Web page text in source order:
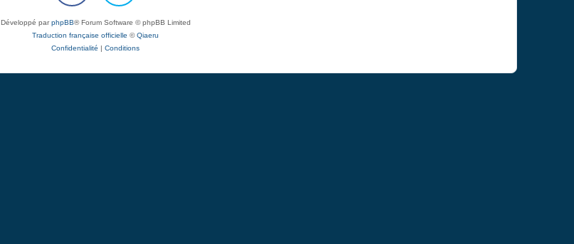
Développé parphpBB® Forum Software © phpBB Limited
Traduction française officielle ©Qiaeru
Confidentialité | Conditions